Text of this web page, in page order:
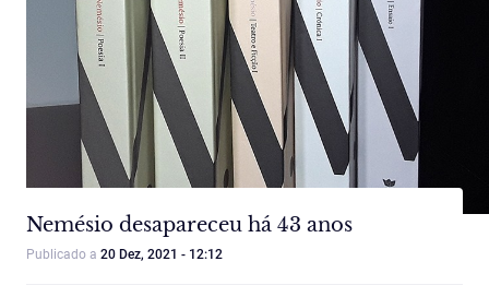
Nemésio desapareceu há 43 anos
Publicado a 20 Dez, 2021 - 12:12